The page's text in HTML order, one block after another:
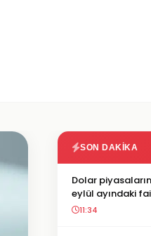
SON DAKIKA
Dolar
eylül ayındaki
11:34